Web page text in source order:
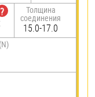
?
Толщина
соединения
15.0-17.0